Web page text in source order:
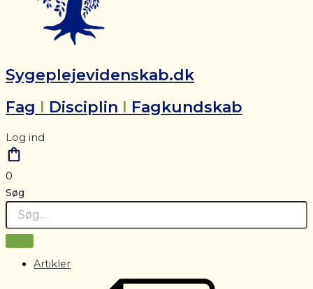
Sygeplejevidenskab.dk
Fag I Disciplin I Fagkundskab
Log ind
0
Søg
Artikler